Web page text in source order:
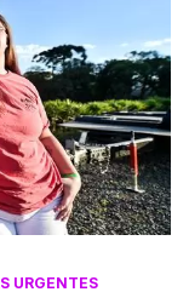
URGENTES